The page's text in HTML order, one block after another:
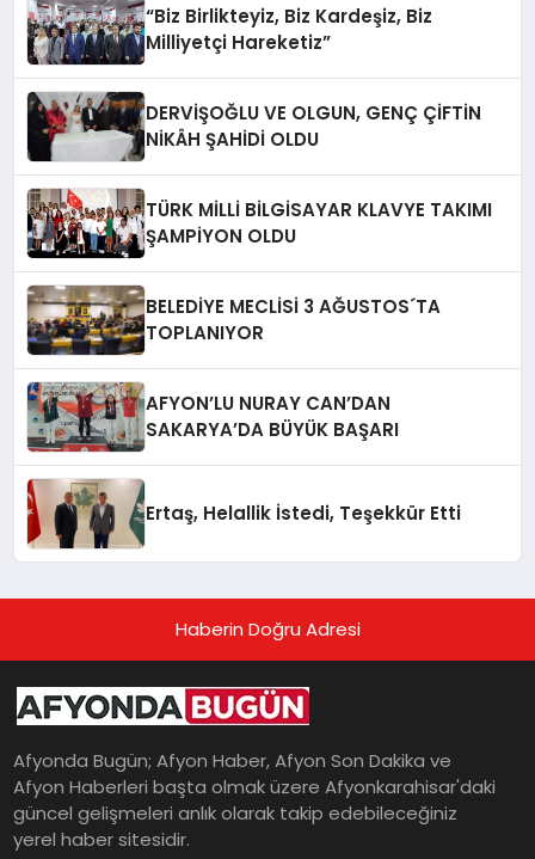
“Biz Birlikteyiz, Biz Kardeşiz, Biz
Milliyetçi Hareketiz”
DERVİŞOĞLU VE OLGUN, GENÇ ÇİFTİN
NİKÂH ŞAHİDİ OLDU
TÜRK MİLLİ BİLGİSAYAR KLAVYE TAKIMI
ŞAMPİYON OLDU
BELEDİYE MECLİSİ 3 AĞUSTOS´TA
TOPLANIYOR
AFYON’LU NURAY CAN’DAN
SAKARYA’DA BÜYÜK BAŞARI
Ertaş, Helallik İstedi, Teşekkür Etti
Haberin Doğru Adresi
Afyonda Bugün; Afyon Haber, Afyon Son Dakika ve
Afyon Haberleri başta olmak üzere Afyonkarahisar'daki
güncel gelişmeleri anlık olarak takip edebileceğiniz
yerel haber sitesidir.